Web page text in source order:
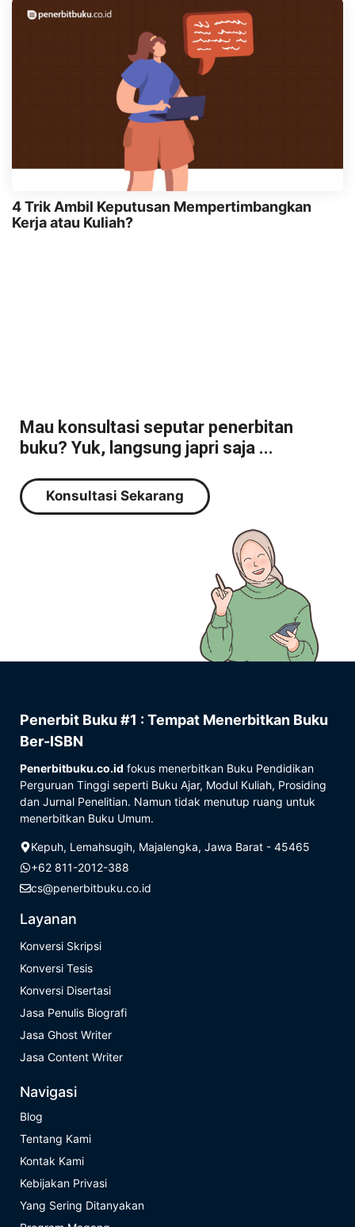
4 Trik Ambil Keputusan Mempertimbangkan
Kerja atau Kuliah?
Mau konsultasi seputar penerbitan
buku? Yuk, langsung japri saja ...
Konsultasi Sekarang
Penerbit Buku #1 : Tempat Menerbitkan Buku
Ber-ISBN
Penerbitbuku.co.id fokus menerbitkan Buku Pendidikan
Perguruan Tinggi seperti Buku Ajar, Modul Kuliah, Prosiding
dan Jurnal Penelitian. Namun tidak menutup ruang untuk
menerbitkan Buku Umum.
Kepuh, Lemahsugih, Majalengka, Jawa Barat - 45465
+62 811-2012-388
cs@penerbitbuku.co.id
Layanan
Konversi Skripsi
Konversi Tesis
Konversi Disertasi
Jasa Penulis Biografi
Jasa Ghost Writer
Jasa Content Writer
Navigasi
Blog
Tentang Kami
Kontak Kami
Kebijakan Privasi
Yang Sering Ditanyakan